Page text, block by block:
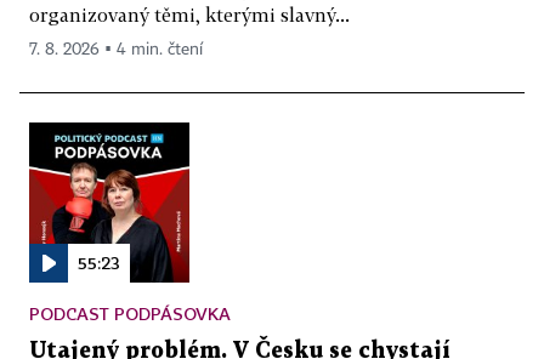
organizovaný těmi, kterými slavný...
7. 8. 2026 ▪ 4 min. čtení
55:23
PODCAST PODPÁSOVKA
Utajený problém. V Česku se chystají